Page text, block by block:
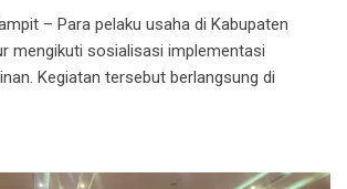
– Para pelaku usaha di Kabupaten
mengikuti sosialisasi implementasi
Kegiatan tersebut berlangsung di